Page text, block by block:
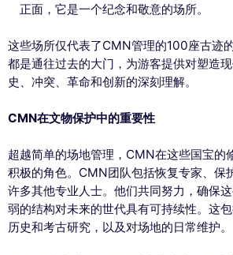
正面，它是一个纪念和敬意的场所。
这些场所仅代表了CMN管理的100座古迹
都是通往过去的大门，为游客提供对塑造
史、冲突、革命和创新的深刻理解。
CMN在文物保护中的重要性
超越简单的场地管理，CMN在这些国宝的
积极的角色。CMN团队包括恢复专家、保
许多其他专业人士。他们共同努力，确保
弱的结构对未来的世代具有可持续性。这包
历史和考古研究，以及对场地的日常维护。